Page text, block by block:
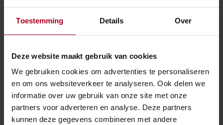
Toestemming Details Over
Deze website maakt gebruik van cookies
We gebruiken cookies om advertenties te personaliseren
en om ons websiteverkeer te analyseren. Ook delen we
informatie over uw gebruik van onze site met onze
partners voor adverteren en analyse. Deze partners
kunnen deze gegevens combineren met andere
Fictieve dienstbetrekking
Het hof concludeert dat er sprake is van een fictieve
beloning structureel bemiddeling om overeenkomsten
tussen cliënten en het relatiebureau tot stand te
brengen. De consulente werkt exclusief voor het
bureau, wordt niet bijgestaan door anderen en haar
inkomsten (provisie) zijn direct gekoppeld aan haar
bemiddelingsactiviteiten. De navorderingsaanslagen